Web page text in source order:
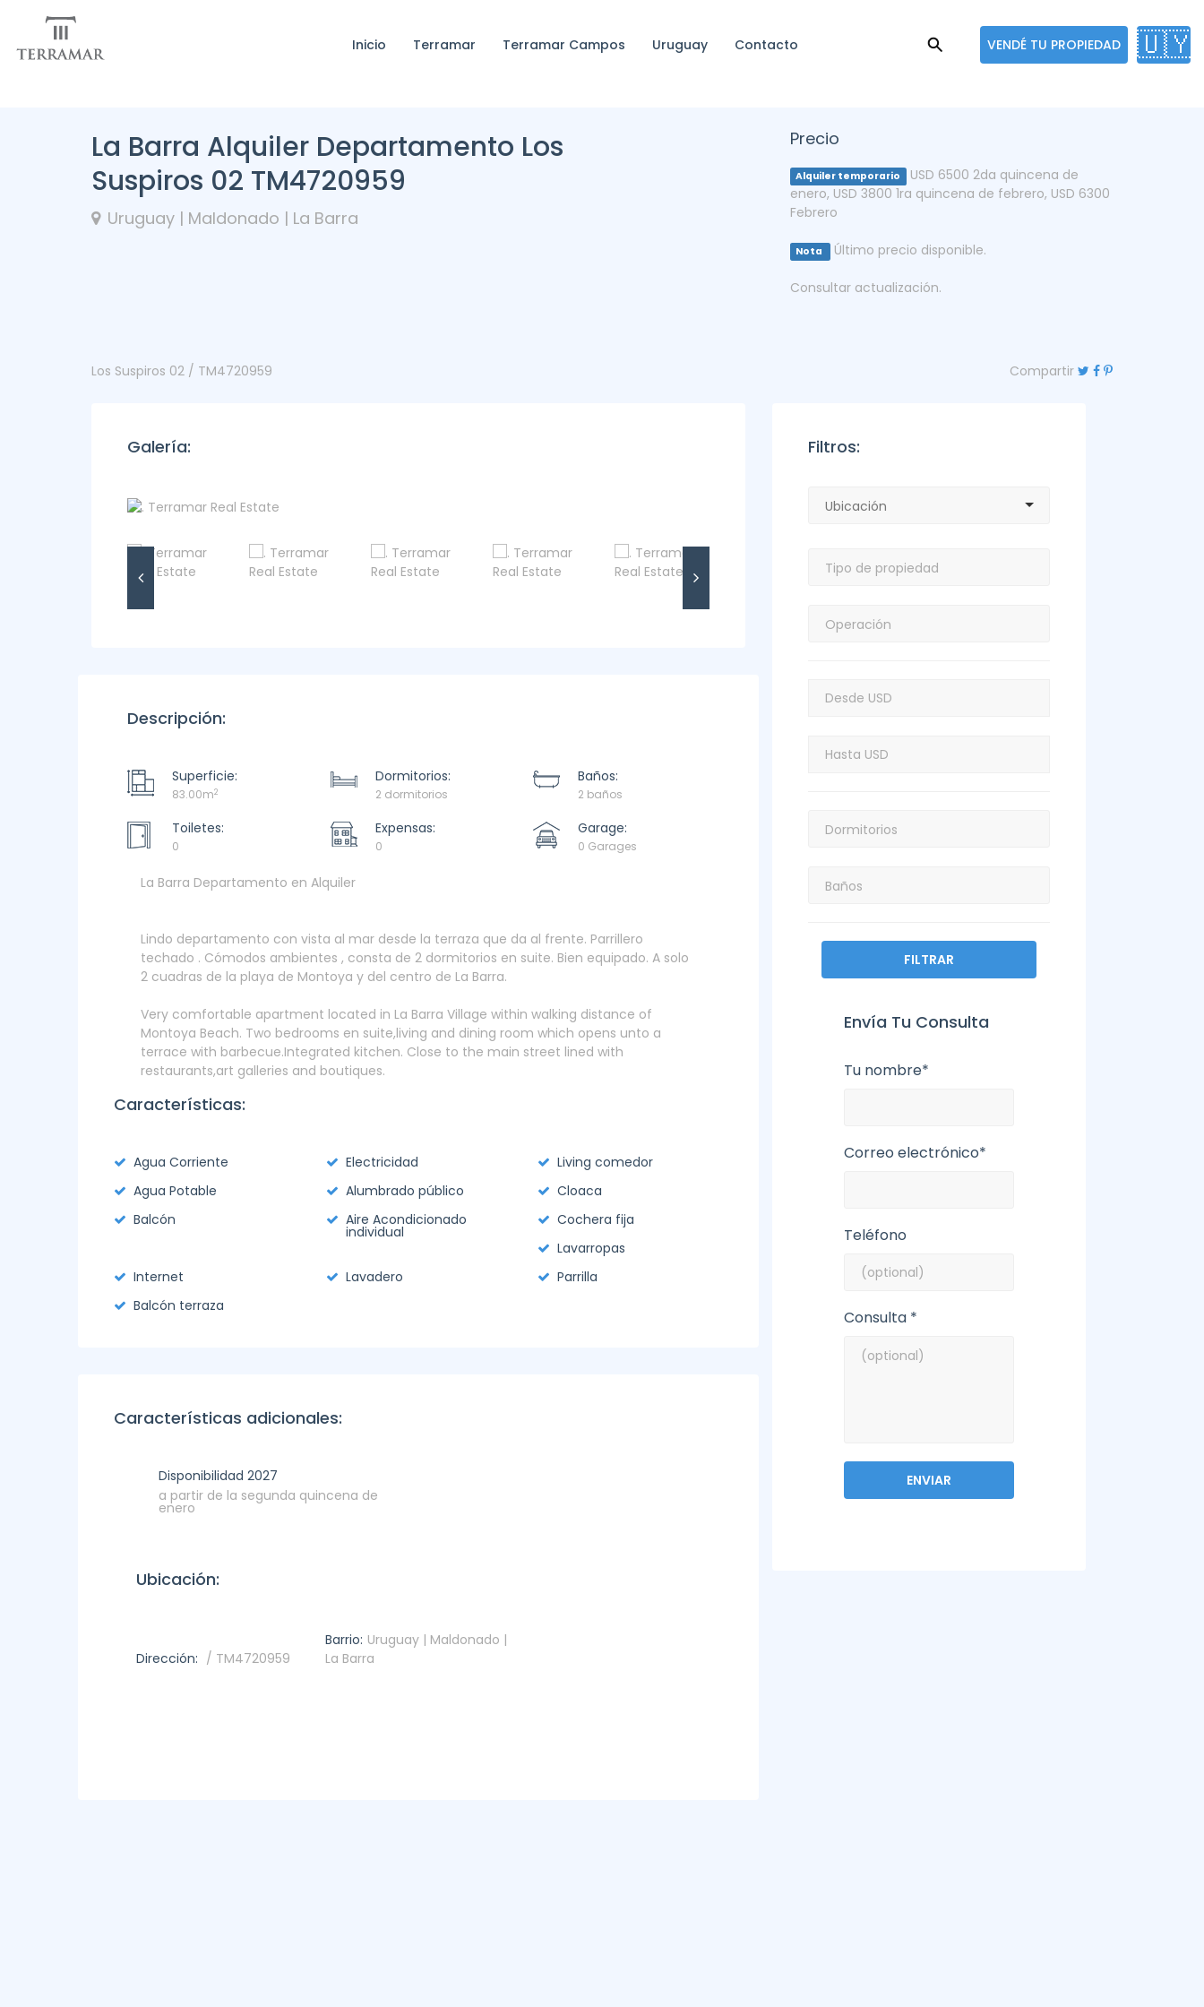
Inicio Terramar Terramar Campos Uruguay Contacto VENDÉ TU PROPIEDAD 🇺🇾
La Barra Alquiler Departamento Los
Suspiros 02 TM4720959
Uruguay | Maldonado | La Barra
Precio
Alquiler temporario
USD 6500 2da quincena de
enero, USD 3800 1ra quincena de febrero, USD 6300
Febrero
Nota Último precio disponible.
Consultar actualización.
Los Suspiros 02 / TM4720959 Compartir
Galería:
Descripción:
Superficie:
83.00m2
Dormitorios:
2 dormitorios
Baños:
2 baños
Toiletes:
0
Expensas:
0
Garage:
0 Garages
La Barra Departamento en Alquiler
Lindo departamento con vista al mar desde la terraza que da al frente. Parrillero
techado . Cómodos ambientes , consta de 2 dormitorios en suite. Bien equipado. A solo
2 cuadras de la playa de Montoya y del centro de La Barra.
Very comfortable apartment located in La Barra Village within walking distance of
Montoya Beach. Two bedrooms en suite,living and dining room which opens unto a
terrace with barbecue.Integrated kitchen. Close to the main street lined with
restaurants,art galleries and boutiques.
Características:
Agua Corriente Electricidad
Living comedor
Agua Potable
Alumbrado público
Cloaca
Balcón
Aire Acondicionado
individual
Cochera fija
Lavarropas
Internet
Lavadero
Parrilla
Balcón terraza
Características adicionales:
Disponibilidad 2027
a partir de la segunda quincena de
enero
Ubicación:
Dirección: / TM4720959
Barrio: Uruguay | Maldonado |
La Barra
Filtros:
FILTRAR
Envía Tu Consulta
Tu nombre*
Correo electrónico*
Teléfono
Consulta *